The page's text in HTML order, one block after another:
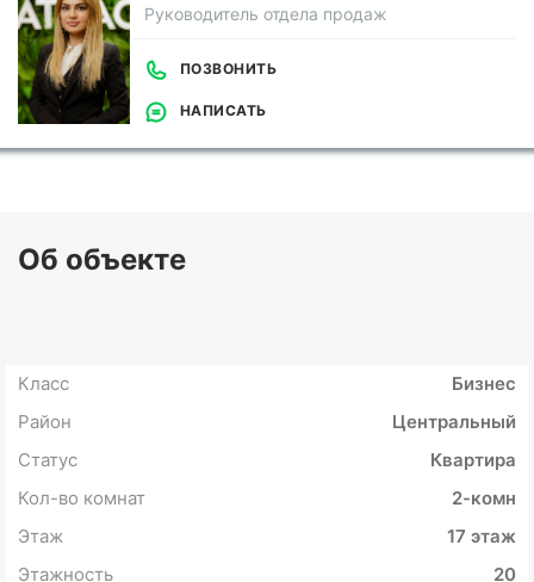
Руководитель отдела продаж
ПОЗВОНИТЬ
НАПИСАТЬ
Об объекте
Класс
Бизнес
Район
Центральный
Статус
Квартира
Кол-во комнат
2-комн
Этаж
17 этаж
Этажность
20